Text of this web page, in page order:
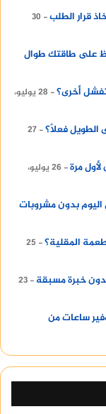
قرار الطلب
30
على طاقتك طوال
أخرى؟
28 يوليو،
فعلًا؟ 27
مرة
26 يوليو،
بدون مشروبات
المقلية؟
25
خبرة مسبقة
23
ساعات من